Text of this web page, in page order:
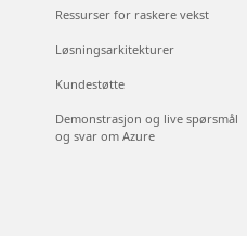
Ressurser for raskere vekst
Løsningsarkitekturer
Kundestøtte
Demonstrasjon og live spørsmål
og svar om Azure